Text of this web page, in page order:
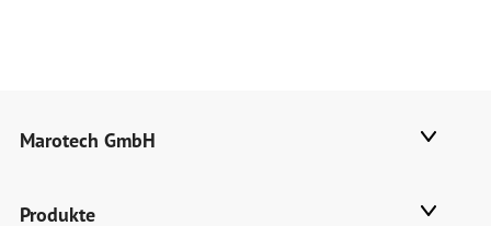
Marotech GmbH
Produkte